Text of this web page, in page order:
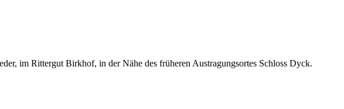
im Rittergut Birkhof, in der Nähe des früheren Austragungsortes Schloss Dyck.